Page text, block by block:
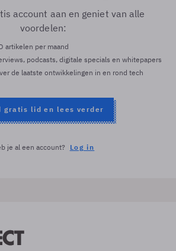
account aan en geniet van alle
voordelen:
artikelen per maand
podcasts, digitale specials en whitepapers
de laatste ontwikkelingen in en rond tech
gratis lid en lees verder
je al een account? Log in